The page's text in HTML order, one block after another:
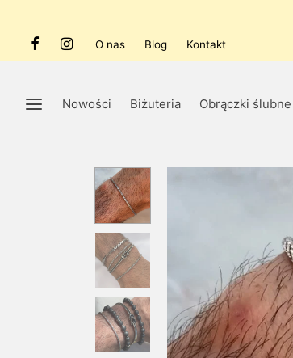
O nas Blog Kontakt
Nowości Biżuteria Obrączki ślubne